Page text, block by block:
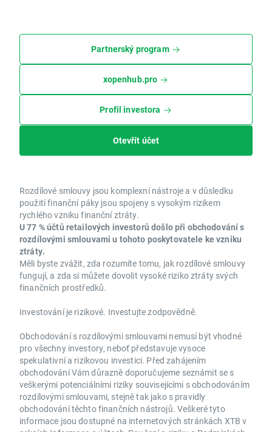
Partnerský program
xopenhub.pro
Profil investora
Otevřít účet
Rozdílové smlouvy jsou komplexní nástroje a v důsledku
použití finanční páky jsou spojeny s vysokým rizikem
rychlého vzniku finanční ztráty.
U 77 % účtů retailových investorů došlo při obchodování s
rozdílovými smlouvami u tohoto poskytovatele ke vzniku
ztráty.
Měli byste zvážit, zda rozumíte tomu, jak rozdílové smlouvy
fungují, a zda si můžete dovolit vysoké riziko ztráty svých
finančních prostředků.
Investování je rizikové. Investujte zodpovědně.
Obchodování s rozdílovými smlouvami nemusí být vhodné
pro všechny investory, neboť představuje vysoce
spekulativní a rizikovou investici. Před zahájením
obchodování Vám důrazně doporučujeme seznámit se s
veškerými potenciálními riziky souvisejícími s obchodováním
rozdílovými smlouvami, stejně tak jako s pravidly
obchodování těchto finančních nástrojů. Veškeré tyto
informace jsou dostupné na internetových stránkách XTB v